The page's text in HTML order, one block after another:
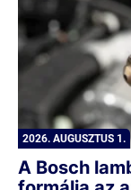
2026. AUGUSZTUS 1.
A Bosch